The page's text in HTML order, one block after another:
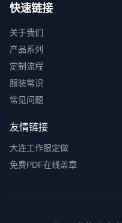
快速链接
关于我们
产品系列
定制流程
服装常识
常见问题
友情链接
大连工作服定做
免费PDF在线盖章